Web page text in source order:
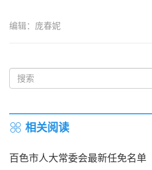
编辑：庞春妮
相关阅读
百色市人大常委会最新任免名单